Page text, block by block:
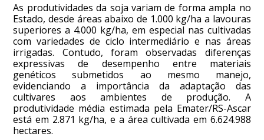
As produtividades da soja variam de forma ampla no
Estado, desde áreas abaixo de 1.000 kg/ha a lavouras
superiores a 4.000 kg/ha, em especial nas cultivadas
com variedades de ciclo intermediário e nas áreas
irrigadas. Contudo, foram observadas diferenças
expressivas de desempenho entre materiais
genéticos submetidos ao mesmo manejo,
evidenciando a importância da adaptação das
cultivares aos ambientes de produção. A
produtividade média estimada pela Emater/RS-Ascar
está em 2.871 kg/ha, e a área cultivada em 6.624.988
hectares.